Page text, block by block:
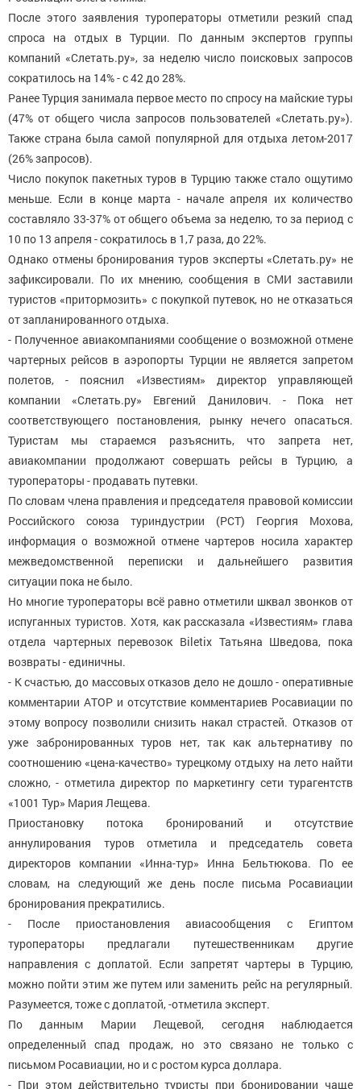
После этого заявления туроператоры отметили резкий спад
спроса на отдых в Турции. По данным экспертов группы
компаний «Слетать.ру», за неделю число поисковых запросов
сократилось на 14% - с 42 до 28%.
Ранее Турция занимала первое место по спросу на майские туры
(47% от общего числа запросов пользователей «Слетать.ру»).
Также страна была самой популярной для отдыха летом-2017
(26% запросов).
Число покупок пакетных туров в Турцию также стало ощутимо
меньше. Если в конце марта - начале апреля их количество
составляло 33-37% от общего объема за неделю, то за период с
10 по 13 апреля - сократилось в 1,7 раза, до 22%.
Однако отмены бронирования туров эксперты «Слетать.ру» не
зафиксировали. По их мнению, сообщения в СМИ заставили
туристов «притормозить» с покупкой путевок, но не отказаться
от запланированного отдыха.
- Полученное авиакомпаниями сообщение о возможной отмене
чартерных рейсов в аэропорты Турции не является запретом
полетов, - пояснил «Известиям» директор управляющей
компании «Слетать.ру» Евгений Данилович. - Пока нет
соответствующего постановления, рынку нечего опасаться.
Туристам мы стараемся разъяснить, что запрета нет,
авиакомпании продолжают совершать рейсы в Турцию, а
туроператоры - продавать путевки.
По словам члена правления и председателя правовой комиссии
Российского союза туриндустрии (РСТ) Георгия Мохова,
информация о возможной отмене чартеров носила характер
межведомственной переписки и дальнейшего развития
ситуации пока не было.
Но многие туроператоры всё равно отметили шквал звонков от
испуганных туристов. Хотя, как рассказала «Известиям» глава
отдела чартерных перевозок Biletix Татьяна Шведова, пока
возвраты - единичны.
- К счастью, до массовых отказов дело не дошло - оперативные
комментарии АТОР и отсутствие комментариев Росавиации по
этому вопросу позволили снизить накал страстей. Отказов от
уже забронированных туров нет, так как альтернативу по
соотношению «цена-качество» турецкому отдыху на лето найти
сложно, - отметила директор по маркетингу сети турагентств
«1001 Тур» Мария Лещева.
Приостановку потока бронирований и отсутствие
аннулирования туров отметила и председатель совета
директоров компании «Инна-тур» Инна Бельтюкова. По ее
словам, на следующий же день после письма Росавиации
бронирования прекратились.
- После приостановления авиасообщения с Египтом
туроператоры предлагали путешественникам другие
направления с доплатой. Если запретят чартеры в Турцию,
можно пойти этим же путем или заменить рейс на регулярный.
Разумеется, тоже с доплатой, -отметила эксперт.
По данным Марии Лещевой, сегодня наблюдается
определенный спад продаж, но это связано не только с
письмом Росавиации, но и с ростом курса доллара.
- При этом действительно туристы при бронировании чаще